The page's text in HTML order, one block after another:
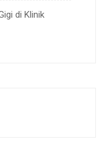
di Klinik